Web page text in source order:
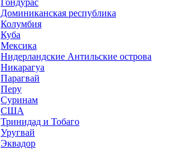
Гондурас
Доминиканская республика
Колумбия
Куба
Мексика
Нидерландские Антильские острова
Никарагуа
Парагвай
Перу
Суринам
США
Тринидад и Тобаго
Уругвай
Эквадор